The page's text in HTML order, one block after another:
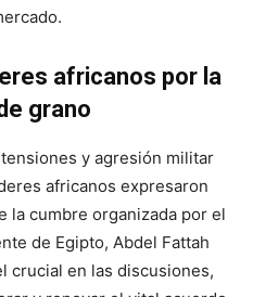
africanos por la
grano
y agresión militar
africanos expresaron
la cumbre organizada por el
de Egipto, Abdel Fattah
crucial en las discusiones,